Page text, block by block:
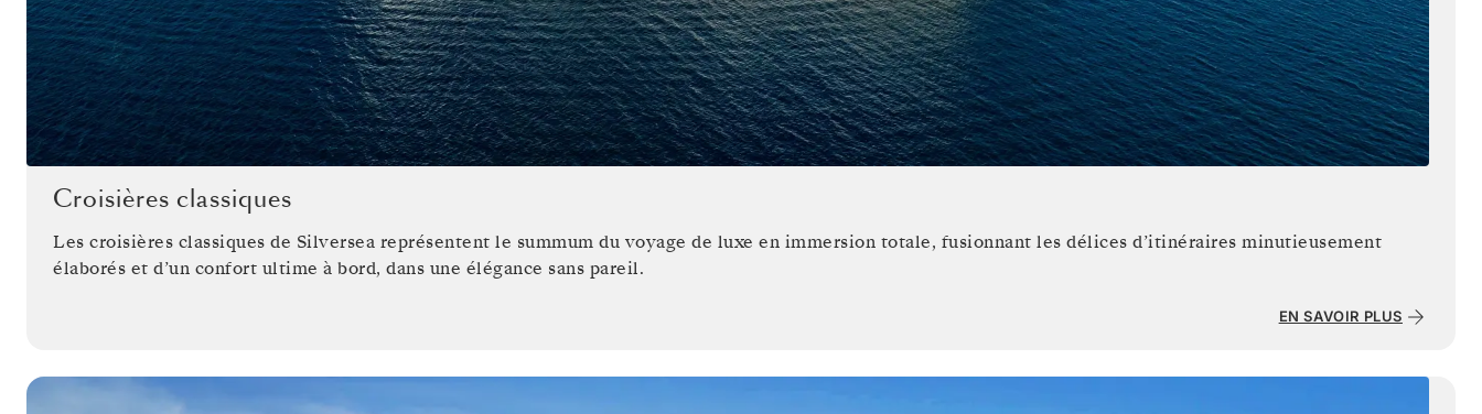
Croisières classiques
Les croisières classiques de Silversea représentent le summum du voyage de luxe en immersion totale, fusionnant les délices d’itinéraires minutieusement
élaborés et d’un confort ultime à bord, dans une élégance sans pareil.
EN SAVOIR PLUS